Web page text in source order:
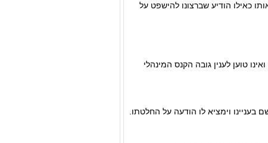
כאילו הודיע שברצונו להישפט על
טוען לענין גובה הקנס המינהלי